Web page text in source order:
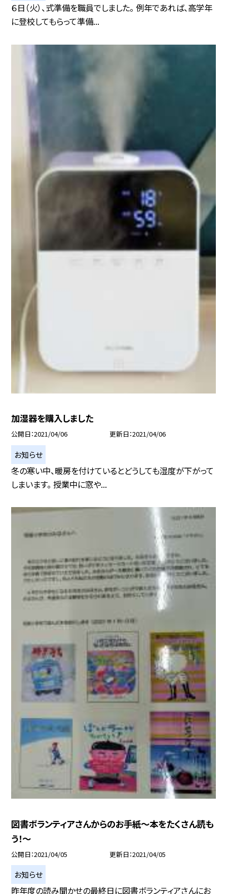
６日（火）、式準備を職員でしました。 例年であれば、高学年
に登校してもらって準備...
加湿器を購入しました
公開日 2021/04/06 更新日 2021/04/06
お知らせ
冬の寒い中、暖房を付けているとどうしても湿度が下がって
しまいます。 授業中に窓や...
図書ボランティアさんからのお手紙〜本をたくさん読も
う！〜
公開日 2021/04/05 更新日 2021/04/05
お知らせ
昨年度の読み聞かせの最終日に図書ボランティアさんにお